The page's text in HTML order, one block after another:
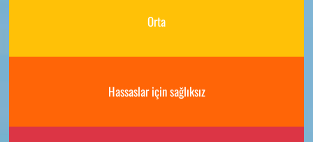
Orta
Hassaslar için sağlıksız